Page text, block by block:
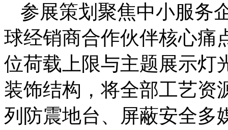
参展策划聚焦中小服务
球经销商合作伙伴核心痛
位荷载上限与主题展示灯
装饰结构，将全部工艺资
列防震地台、屏蔽安全多